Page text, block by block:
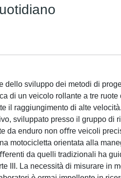
dello sviluppo dei metodi di
di un veicolo rollante a tre
il raggiungimento di alte
sviluppato presso il gruppo di
da enduro non oﬀre veicoli
motocicletta orientata alla
da quelli tradizionali ha
III. La necessità di misurare in